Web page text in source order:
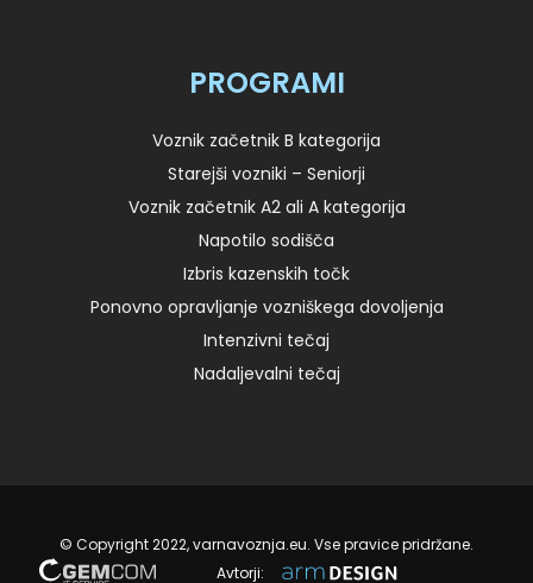
PROGRAMI
Voznik začetnik B kategorija
Starejši vozniki – Seniorji
Voznik začetnik A2 ali A kategorija
Napotilo sodišča
Izbris kazenskih točk
Ponovno opravljanje vozniškega dovoljenja
Intenzivni tečaj
Nadaljevalni tečaj
© Copyright 2022, varnavoznja.eu. Vse pravice pridržane.
Avtorji: